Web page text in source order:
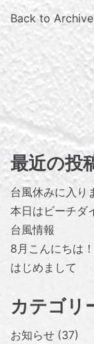
Back to Archive
最近の投
台風休みに入り
本日はビーチダ
台風情報
8月こんにちは
はじめまして
カテゴリ
お知らせ 37